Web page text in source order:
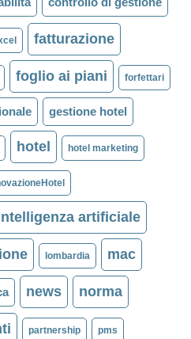
fatturazione
foglio ai piani forfettari
gestione hotel
hotel hotel marketing
artificiale
lombardia mac
news norma
partnership pms